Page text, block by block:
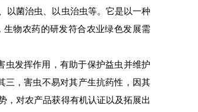
以菌治虫、以虫治虫等。它是以一种
物农药的研发符合农业绿色发展需
虫发挥作用，有助于保护益虫并维护
三，害虫不易对其产生抗药性，因其
，对农产品获得有机认证以及拓展出